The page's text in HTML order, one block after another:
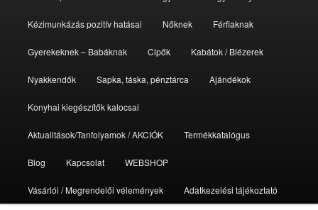
Kézimunkázás pozitív hatásai Nőknek Férfiaknak
Gyerekeknek – Babáknak Cipők Kabátok / Blézerek
Nyakkendők Sapka, táska, pénztárca Ajándékok
Konyhai kiegészítők kalocsai
Aktualitások/Tanfolyamok / AKCIÓK Termékkatalógus
Blog Kapcsolat WEBSHOP
Vásárlói / Megrendelői vélemények Adatkezelési tájékoztató